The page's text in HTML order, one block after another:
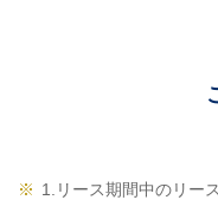
1.リース期間中のリー